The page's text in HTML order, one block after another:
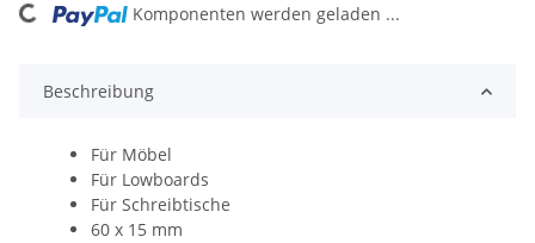
Komponenten werden geladen ...
Beschreibung
Für Möbel
Für Lowboards
Für Schreibtische
60 x 15 mm